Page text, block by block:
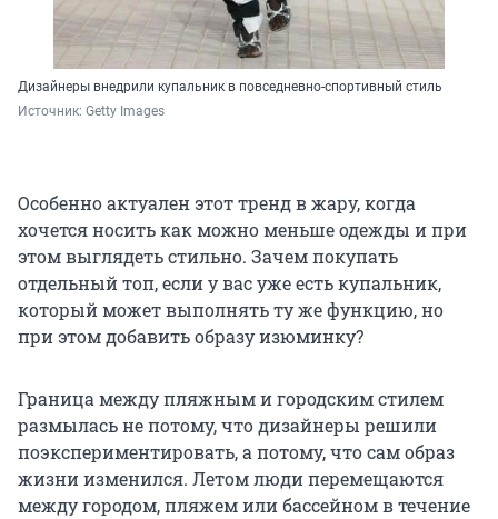
Дизайнеры внедрили купальник в повседневно-спортивный стиль
Источник: Getty Images
Особенно актуален этот тренд в жару, когда
хочется носить как можно меньше одежды и при
этом выглядеть стильно. Зачем покупать
отдельный топ, если у вас уже есть купальник,
который может выполнять ту же функцию, но
при этом добавить образу изюминку?
Граница между пляжным и городским стилем
размылась не потому, что дизайнеры решили
поэкспериментировать, а потому, что сам образ
жизни изменился. Летом люди перемещаются
между городом, пляжем или бассейном в течение